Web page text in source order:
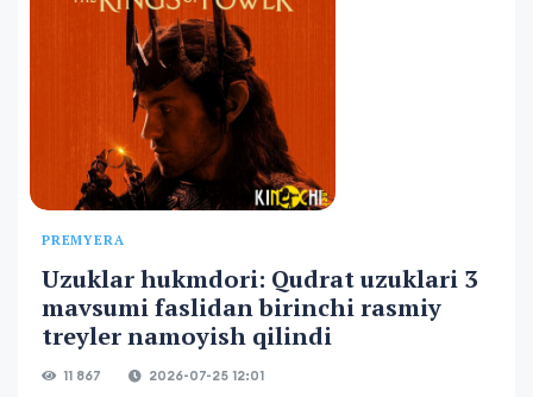
PREMYERA
Uzuklar hukmdori: Qudrat uzuklari 3
mavsumi faslidan birinchi rasmiy
treyler namoyish qilindi
11 867 2026-07-25 12:01